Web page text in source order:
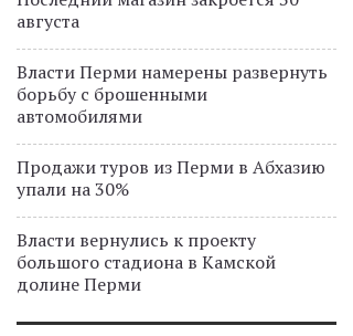
августа
Власти Перми намерены развернуть
борьбу с брошенными
автомобилями
Продажи туров из Перми в Абхазию
упали на 30%
Власти вернулись к проекту
большого стадиона в Камской
долине Перми